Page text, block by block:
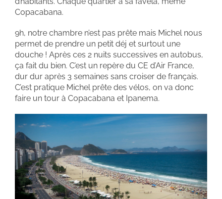
Copacabana.
9h, notre chambre n’est pas prête mais Michel nous
permet de prendre un petit déj et surtout une
douche ! Après ces 2 nuits successives en autobus,
ça fait du bien. C’est un repère du CE d’Air France,
dur dur après 3 semaines sans croiser de français.
C’est pratique Michel prête des vélos, on va donc
faire un tour à Copacabana et Ipanema.